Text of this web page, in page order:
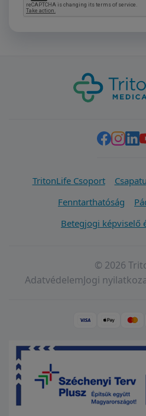
TritonLife Csoport
Fenntarthatóság
Betegjogi képviselő
© 2026
AdatvédelemJogi